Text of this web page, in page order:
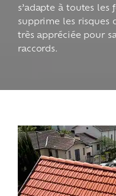
s’adapte à toutes
supprime les risques
très appréciée pour
raccords.